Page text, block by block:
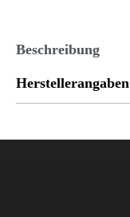
Beschreibung
Herstellerangaben